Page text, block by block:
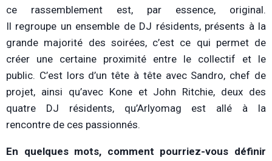
ce rassemblement est, par essence, original.
Il regroupe un ensemble de DJ résidents, présents à la
grande majorité des soirées, c’est ce qui permet de
créer une certaine proximité entre le collectif et le
public. C’est lors d’un tête à tête avec Sandro, chef de
projet, ainsi qu’avec Kone et John Ritchie, deux des
quatre DJ résidents, qu’Arlyomag est allé à la
rencontre de ces passionnés.
En quelques mots, comment pourriez-vous définir